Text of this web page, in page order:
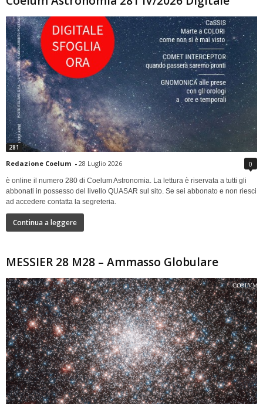
281
Redazione Coelum - 28 Luglio 2026 0
è online il numero 280 di Coelum Astronomia. La lettura è riservata a tutti gli
abbonati in possesso del livello QUASAR sul sito. Se sei abbonato e non riesci
ad accedere contatta la segreteria.
Continua a leggere
MESSIER 28 M28 – Ammasso Globulare